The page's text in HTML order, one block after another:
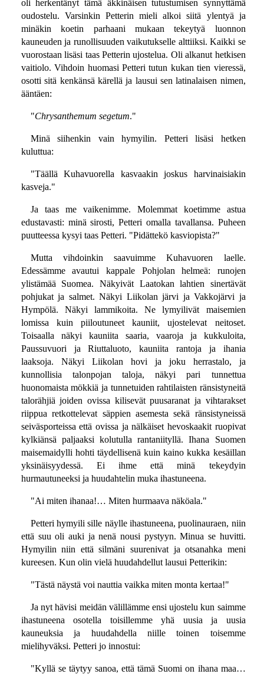
oli herkentänyt tämä äkkinäisen tutustumisen synnyttämä
oudostelu. Varsinkin Petterin mieli alkoi siitä ylentyä ja
minäkin koetin parhaani mukaan tekeytyä luonnon
kauneuden ja runollisuuden vaikutukselle alttiiksi. Kaikki se
vuorostaan lisäsi taas Petterin ujostelua. Oli alkanut hetkisen
vaitiolo. Vihdoin huomasi Petteri tutun kukan tien vieressä,
osotti sitä kenkänsä kärellä ja lausui sen latinalaisen nimen,
ääntäen:
"Chrysanthemum segetum."
Minä siihenkin vain hymyilin. Petteri lisäsi hetken
kuluttua:
"Täällä Kuhavuorella kasvaakin joskus harvinaisiakin
kasveja."
Ja taas me vaikenimme. Molemmat koetimme astua
edustavasti: minä sirosti, Petteri omalla tavallansa. Puheen
puutteessa kysyi taas Petteri. "Pidättekö kasviopista?"
Mutta vihdoinkin saavuimme Kuhavuoren laelle.
Edessämme avautui kappale Pohjolan helmeä: runojen
ylistämää Suomea. Näkyivät Laatokan lahtien sinertävät
pohjukat ja salmet. Näkyi Liikolan järvi ja Vakkojärvi ja
Hympölä. Näkyi lammikoita. Ne lymyilivät maisemien
lomissa kuin piiloutuneet kauniit, ujostelevat neitoset.
Toisaalla näkyi kauniita saaria, vaaroja ja kukkuloita,
Paussuvuori ja Riuttaluoto, kauniita rantoja ja ihania
laaksoja. Näkyi Liikolan hovi ja joku herrastalo, ja
kunnollisia talonpojan taloja, näkyi pari tunnettua
huonomaista mökkiä ja tunnetuiden rahtilaisten ränsistyneitä
talorähjiä joiden ovissa kilisevät puusaranat ja vihtarakset
riippua retkottelevat säppien asemesta sekä ränsistyneissä
seiväsporteissa että ovissa ja nälkäiset hevoskaakit ruopivat
kylkiänsä paljaaksi kolutulla rantaniityllä. Ihana Suomen
maisemaidylli hohti täydellisenä kuin kaino kukka kesäillan
yksinäisyydessä. Ei ihme että minä tekeydyin
hurmautuneeksi ja huudahtelin muka ihastuneena.
"Ai miten ihanaa!… Miten hurmaava näköala."
Petteri hymyili sille näylle ihastuneena, puolinauraen, niin
että suu oli auki ja nenä nousi pystyyn. Minua se huvitti.
Hymyilin niin että silmäni suurenivat ja otsanahka meni
kureesen. Kun olin vielä huudahdellut lausui Petterikin:
"Tästä näystä voi nauttia vaikka miten monta kertaa!"
Ja nyt hävisi meidän välillämme ensi ujostelu kun saimme
ihastuneena osotella toisillemme yhä uusia ja uusia
kauneuksia ja huudahdella niille toinen toisemme
mielihyväksi. Petteri jo innostui:
"Kyllä se täytyy sanoa, että tämä Suomi on ihana maa…